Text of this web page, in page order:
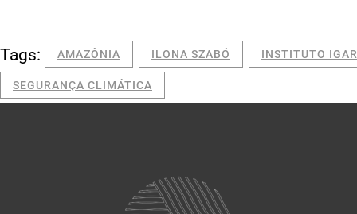
Tags: AMAZÔNIA ILONA SZABÓ INSTITUTO
SEGURANÇA CLIMÁTICA